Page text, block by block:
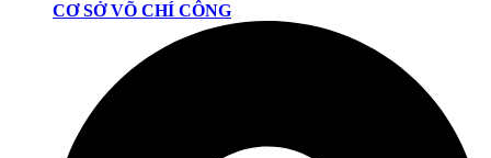
CƠ SỞ VÕ CHÍ CÔNG